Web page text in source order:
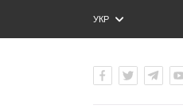
УКР
ENG